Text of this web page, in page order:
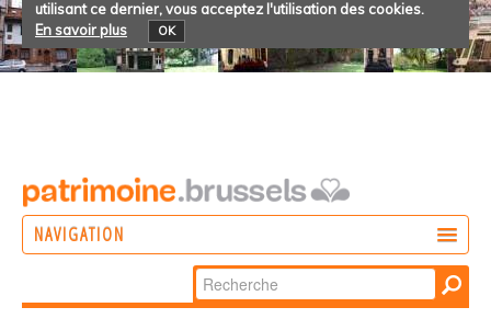
utilisant ce dernier, vous acceptez l'utilisation des cookies.
En savoir plus
OK
NAVIGATION
Chercher par
Recherche